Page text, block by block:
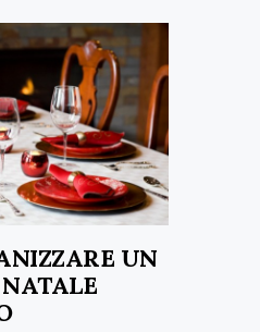
UN